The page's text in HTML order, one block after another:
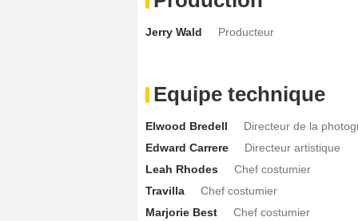
Jerry Wald Producteur
Equipe technique
Elwood Bredell
Directeur de la
Edward Carrere
Directeur artistique
Leah Rhodes
Chef costumier
Travilla
Chef costumier
Marjorie Best
Chef costumier